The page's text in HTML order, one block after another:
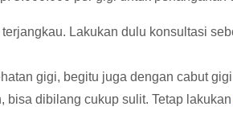
Lakukan dulu konsultasi
gigi, begitu juga dengan cabut
bisa dibilang cukup sulit. Tetap lakukan